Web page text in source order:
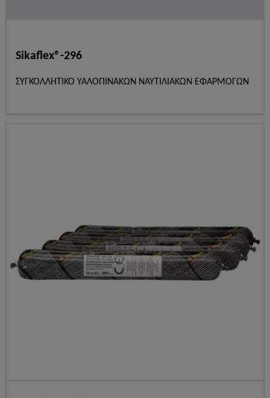
Sikaflex®-296
ΣΥΓΚΟΛΛΗΤΙΚΟ ΥΑΛΟΠΙΝΑΚΩΝ ΝΑΥΤΙΛΙΑΚΩΝ ΕΦΑΡΜΟΓΩΝ